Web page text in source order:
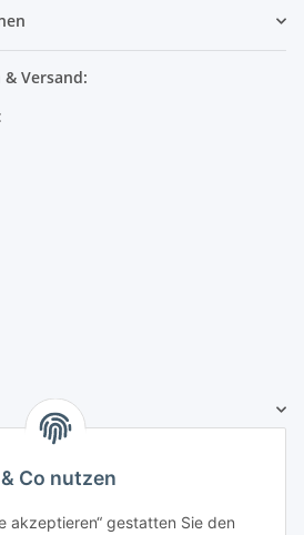
Versand:
Co nutzen
akzeptieren“ gestatten Sie den